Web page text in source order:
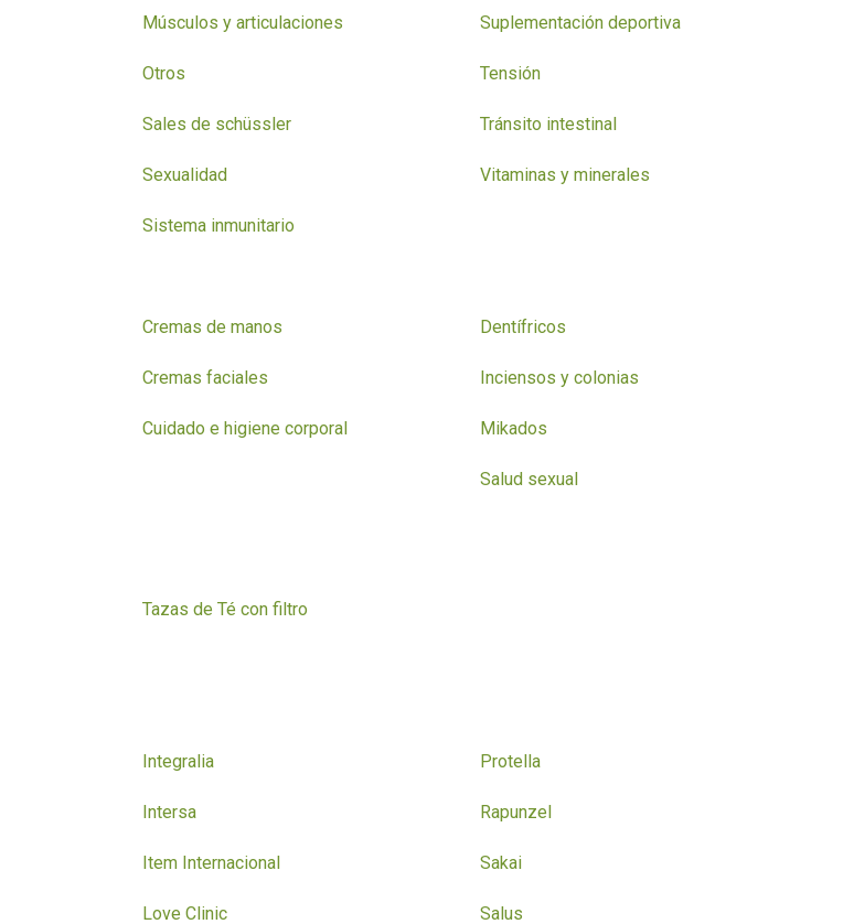
Músculos y articulaciones
Otros
Sales de schüssler
Sexualidad
Sistema inmunitario
Suplementación deportiva
Tensión
Tránsito intestinal
Vitaminas y minerales
Cremas de manos
Cremas faciales
Cuidado e higiene corporal
Dentífricos
Inciensos y colonias
Mikados
Salud sexual
Tazas de Té con filtro
Integralia
Intersa
Item Internacional
Love Clinic
Protella
Rapunzel
Sakai
Salus